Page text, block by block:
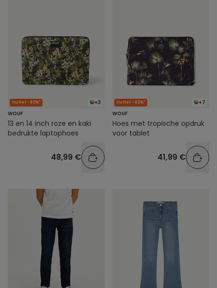
+3
Outlet -40%*
WOUF
13 en 14 inch roze en kaki
bedrukte laptophoes
48,99 €
+7
Outlet -40%*
WOUF
Hoes met tropische opdruk
voor tablet
41,99 €